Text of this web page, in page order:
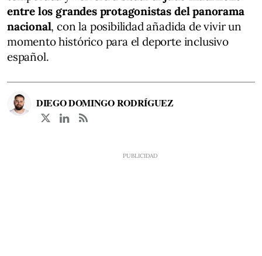
entre los grandes protagonistas del panorama
nacional, con la posibilidad añadida de vivir un
momento histórico para el deporte inclusivo
español.
DIEGO DOMINGO RODRÍGUEZ